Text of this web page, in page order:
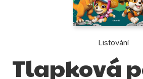
Tipy redakce
Beletrie pro děti
Dárkové publikace
Listování
Tlapková